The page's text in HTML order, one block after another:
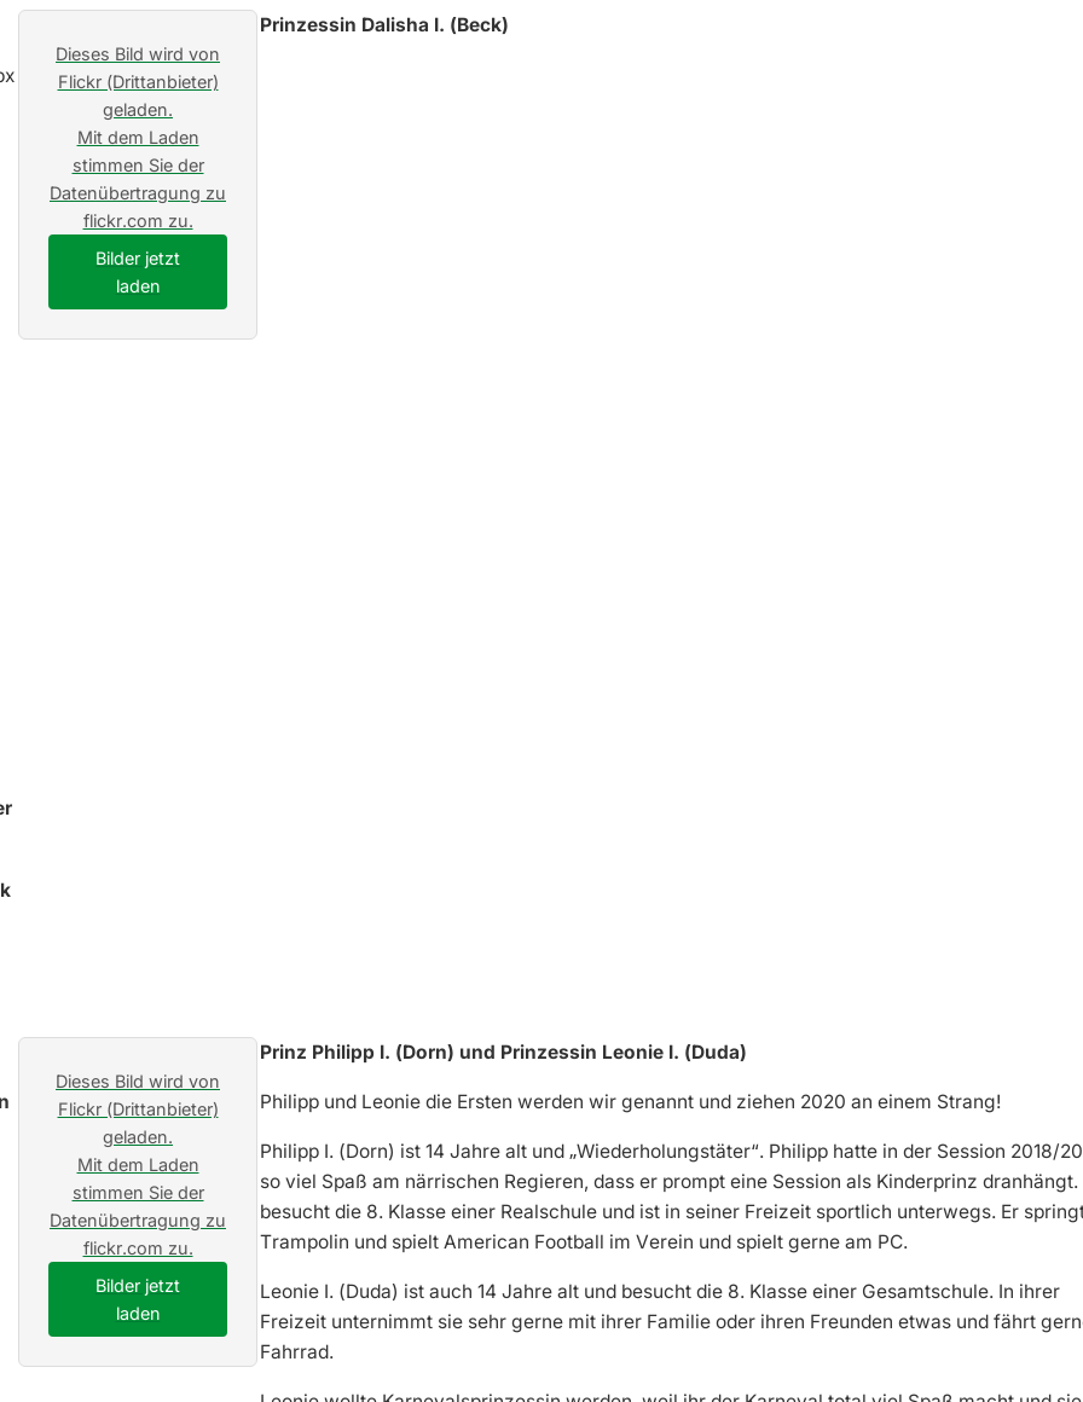
Dieses Bild wird von
Flickr (Drittanbieter)
geladen.
Mit dem Laden
stimmen Sie der
Datenübertragung zu
flickr.com zu.
Bilder jetzt
laden
Prinzessin Dalisha I. (Beck)
Dieses Bild wird von
Flickr (Drittanbieter)
geladen.
Mit dem Laden
stimmen Sie der
Datenübertragung zu
flickr.com zu.
Bilder jetzt
laden
Prinz Philipp I. (Dorn) und Prinzessin Leonie I. (Duda)
Philipp und Leonie die Ersten werden wir genannt und ziehen 2020 an einem Strang!
Philipp I. (Dorn) ist 14 Jahre alt und „Wiederholungstäter“. Philipp hatte in der Session 2018/
so viel Spaß am närrischen Regieren, dass er prompt eine Session als Kinderprinz
besucht die 8. Klasse einer Realschule und ist in seiner Freizeit sportlich unterwegs. Er
Trampolin und spielt American Football im Verein und spielt gerne am PC.
Leonie I. (Duda) ist auch 14 Jahre alt und besucht die 8. Klasse einer Gesamtschule. In ihrer
Freizeit unternimmt sie sehr gerne mit ihrer Familie oder ihren Freunden etwas und fährt
Fahrrad.